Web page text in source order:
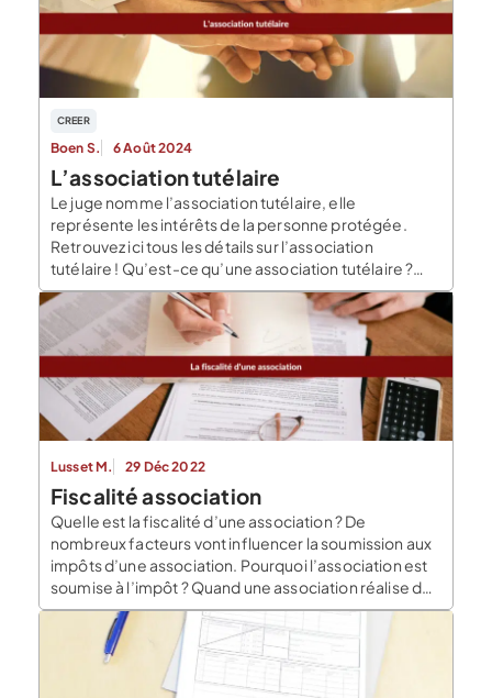
CREER
Boen S. 6 Août 2024
L’association tutélaire
Le juge nomme l’association tutélaire, elle
représente les intérêts de la personne protégée.
Retrouvez ici tous les détails sur l’association
tutélaire ! Qu’est-ce qu’une association tutélaire ?
L’association tutélaire est une association régie par la
loi de 1901. Elle exerce une activité de protection
juridique pour la protection des majeurs incapables et
des mineurs. Ainsi, la […]
Lusset M. 29 Déc 2022
Fiscalité association
Quelle est la fiscalité d’une association ? De
nombreux facteurs vont influencer la soumission aux
impôts d’une association. Pourquoi l’association est
soumise à l’impôt ? Quand une association réalise des
activités lucratives, elle sera obligatoirement soumise
aux impôts commerciaux. Cela correspond à l’impôt
sur les sociétés, la TVA et la contribution économique
territoriale. Pour déterminer […]